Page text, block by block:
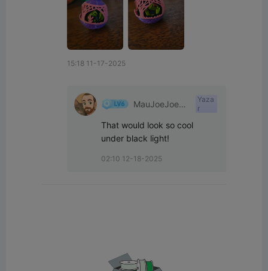
15:18 11-17-2025
MauJoeJoeJo
Yaza
r
That would look so cool
under black light!
02:10 12-18-2025